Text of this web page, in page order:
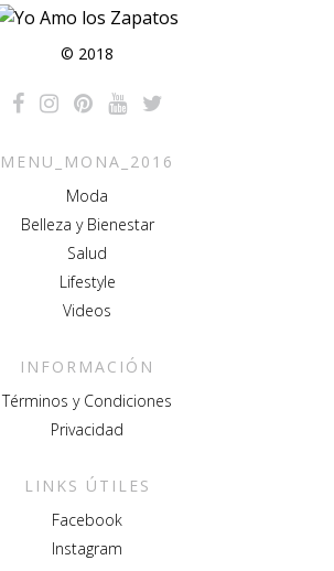
© 2018
MENU_MONA_2016
Moda
Belleza y Bienestar
Salud
Lifestyle
Videos
INFORMACIÓN
Términos y Condiciones
Privacidad
LINKS ÚTILES
Facebook
Instagram